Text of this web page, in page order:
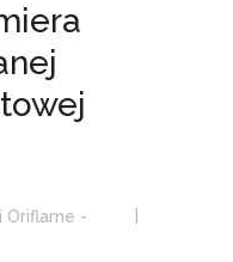
Oriflame -